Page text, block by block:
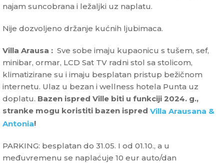
najam suncobrana i ležaljki uz naplatu.
Nije dozvoljeno držanje kućnih ljubimaca.
Villa Arausa : Sve sobe imaju kupaonicu s tušem, sef,
minibar, ormar, LCD Sat TV radni stol sa stolicom,
klimatizirane su i imaju besplatan pristup bežičnom
internetu. Ulaz u bezan i wellness hotela Punta uz
doplatu. Bazen ispred Ville biti u funkciji 2024. g.,
stranke mogu koristiti bazen ispred Villa Arausana &
Antonia!
PARKING: besplatan do 31.05. I od 01.10., a u
međuvremenu se naplaćuje 10 eur auto/dan